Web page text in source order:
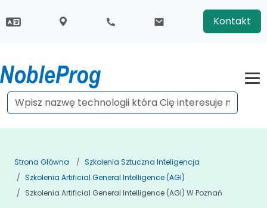
Kontakt
Strona Główna
Szkolenia Sztuczna Inteligencja
Szkolenia Artificial General Intelligence (AGI)
Szkolenia Artificial General Intelligence (AGI) W Poznań